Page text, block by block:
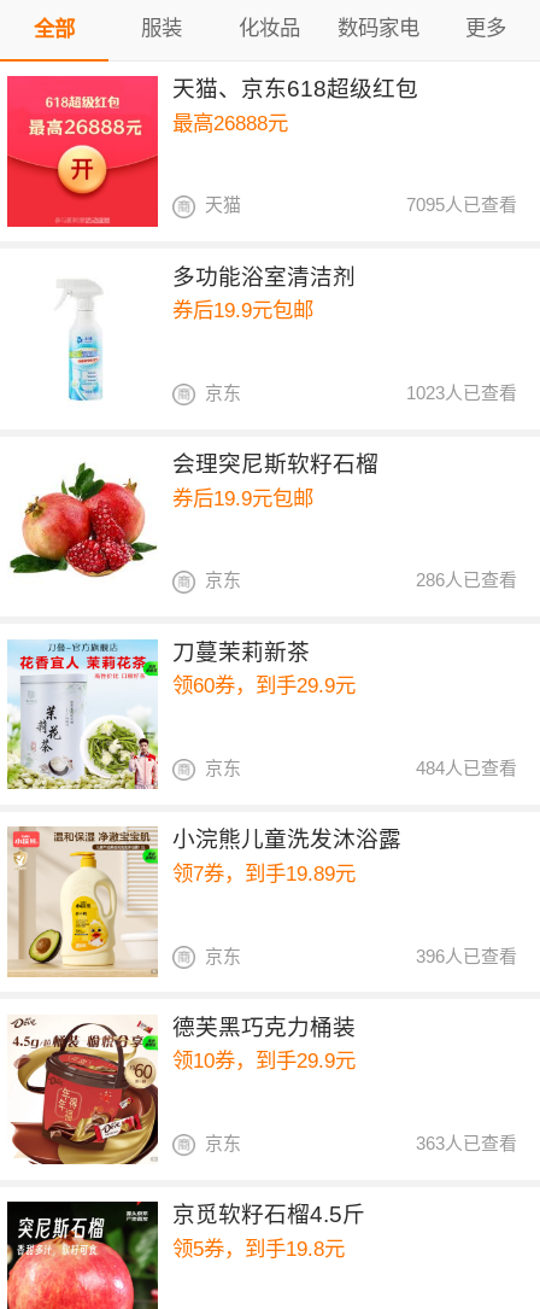
全部 服装 化妆品 数码家电 更多
天猫、京东618超级红包
最高26888元
7095人已查看
天猫
多功能浴室清洁剂
券后19.9元包邮
1023人已查看
京东
会理突尼斯软籽石榴
券后19.9元包邮
286人已查看
京东
刀蔓茉莉新茶
领60券，到手29.9元
484人已查看
京东
小浣熊儿童洗发沐浴露
领7券，到手19.89元
396人已查看
京东
德芙黑巧克力桶装
领10券，到手29.9元
363人已查看
京东
京觅软籽石榴4.5斤
领5券，到手19.8元